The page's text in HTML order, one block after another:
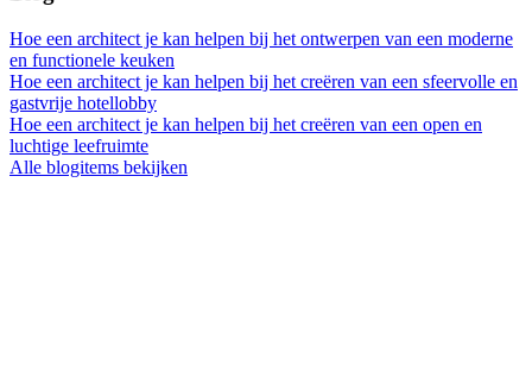
Hoe een architect je kan helpen bij het ontwerpen van een moderne
en functionele keuken
Hoe een architect je kan helpen bij het creëren van een sfeervolle en
gastvrije hotellobby
Hoe een architect je kan helpen bij het creëren van een open en
luchtige leefruimte
Alle blogitems bekijken